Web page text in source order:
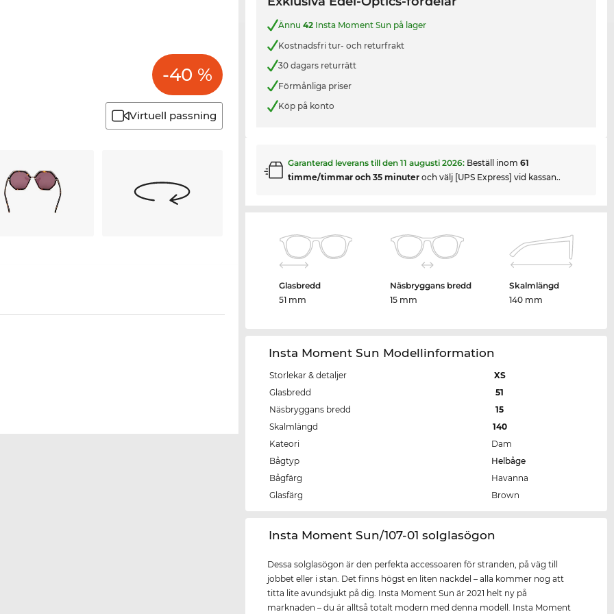
-40 %
Virtuell passning
Ännu42 Insta Moment Sun på lager
Kostnadsfri tur- och returfrakt
30 dagars returrätt
Förmånliga priser
Köp på konto
Garanterad leverans till den11 augusti 2026: Beställ inom61
timme/timmar och 35 minuter och välj [UPS Express] vid kassan..
Glasbredd
51 mm
Näsbryggans bredd
15 mm
Skalmlängd
140 mm
Insta Moment Sun Modellinformation
Storlekar & detaljer
XS
Glasbredd
51
Näsbryggans bredd
15
Skalmlängd
140
Kateori
Dam
Bågtyp
Helbåge
Bågfärg
Havanna
Glasfärg
Brown
‌Insta Moment Sun/107-01 solglasögon
Dessa solglasögon är den perfekta accessoaren för stranden, på väg till
jobbet eller i stan. Det finns högst en liten nackdel – alla kommer nog att
titta lite avundsjukt på dig. Insta Moment Sun är 2021 helt ny på
marknaden – du är alltså totalt modern med denna modell. Insta Moment